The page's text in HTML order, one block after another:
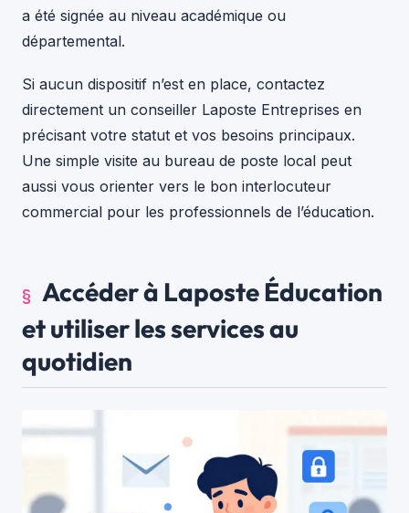
a été signée au niveau académique ou
départemental.
Si aucun dispositif n’est en place, contactez
directement un conseiller Laposte Entreprises en
précisant votre statut et vos besoins principaux.
Une simple visite au bureau de poste local peut
aussi vous orienter vers le bon interlocuteur
commercial pour les professionnels de l’éducation.
Accéder à Laposte Éducation
et utiliser les services au
quotidien